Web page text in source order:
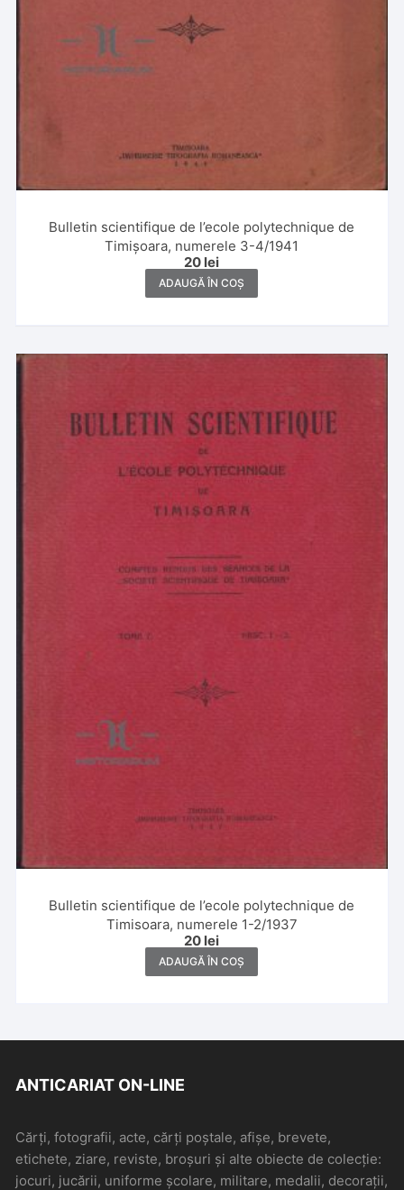
Bulletin scientifique de l’ecole polytechnique de
Timișoara, numerele 3-4/1941
20 lei
ADAUGĂ ÎN COȘ
Bulletin scientifique de l’ecole polytechnique de
Timisoara, numerele 1-2/1937
20 lei
ADAUGĂ ÎN COȘ
ANTICARIAT ON-LINE
Cărți, fotografii, acte, cărți poștale, afișe, brevete,
etichete, ziare, reviste, broșuri și alte obiecte de colecție:
jocuri, jucării, uniforme școlare, militare, medalii, decorații,